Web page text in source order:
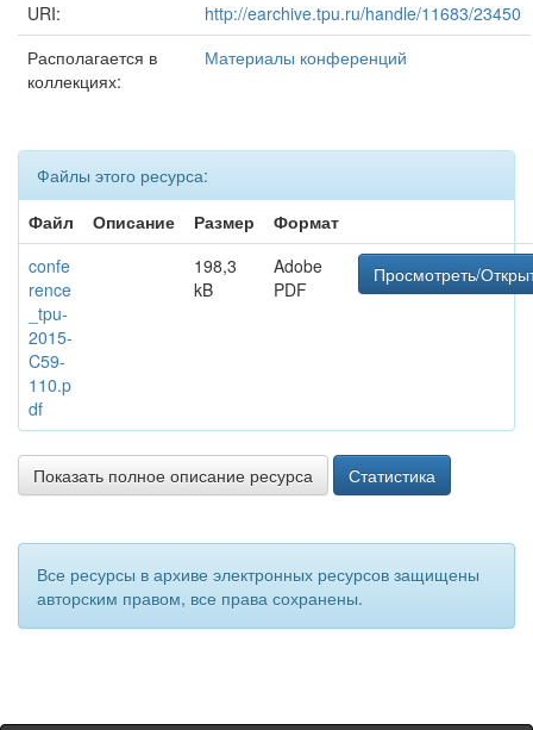
URI:
http://earchive.tpu.ru/handle/11683/23450
Располагается в
коллекциях:
Материалы конференций
Файлы этого ресурса:
Файл
Описание Размер
Формат
confe
rence
_tpu-
2015-
C59-
110.p
df
198,3
kB
Adobe
PDF
Просмотреть/
Показать полное описание ресурса Статистика
Все ресурсы в архиве электронных ресурсов защищены
авторским правом, все права сохранены.